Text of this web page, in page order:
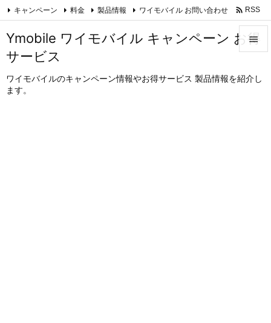
Ymobile ワイモバイル キャンペーン お得
サービス
ワイモバイルのキャンペーン情報やお得サービス 製品情報を紹介し
ます。

メニュ
キャンペーン 料金 製品情報 ワイモバイル お問い合わせ  RSS